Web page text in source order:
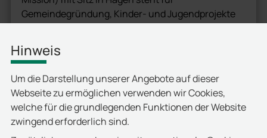
Gemeindegründung, Kinder- und Jugendprojekte
Das Team in Sehnde/Hannover, Stephan + Daniela
Scheifling und Achim + Monika Ullrich verantwortet
zum einen die überregionale Arbeit der IAM-
Kindermission, zum anderen das
Gemeindegründungsprojekt „Bibel-Gemeinde
Sehnde“.
Hinweis
Um die Darstellung unserer Angebote auf dieser
Webseite zu ermöglichen verwenden wir Cookies,
welche für die grundlegenden Funktionen der Website
zwingend erforderlich sind.